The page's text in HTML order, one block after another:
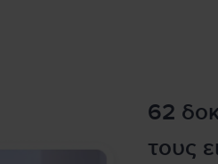
62
τους